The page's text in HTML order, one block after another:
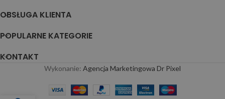
OBSŁUGA KLIENTA
POPULARNE KATEGORIE
KONTAKT
Wykonanie: Agencja Marketingowa Dr Pixel